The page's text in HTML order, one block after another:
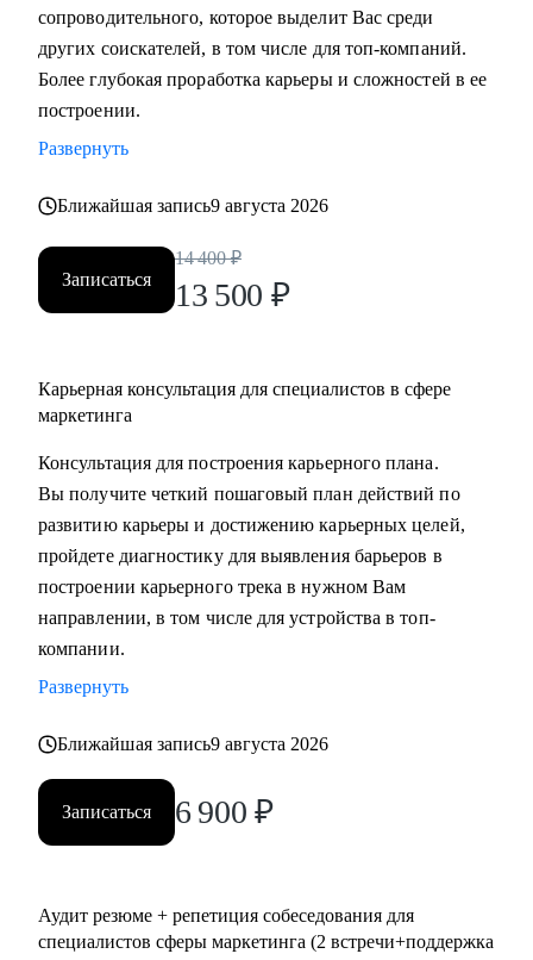
ценность, за которую будут доплачивать
• Сформулировать карьерную цель и разработать план для
ее достижения (пошаговая дорожная карта)
• Составить план роста до позиции директор по
• Проведу аудит резюме и тестового задания, помогу
сопроводительное письмо, чтобы приглашали в компании
• Проведу репетицию собеседования, помогу
• Построить эффективную команду маркетинга,
оптимизировать процессы внутри отдела маркетинга и
собственниками.
Кому могу помочь:
• Всем, кто хочет сменить карьерный трек и перейти в
маркетинг или развиваться в консалтинге;
• Специалистам (Junior-Middle-Senior) и руководителям из:
копирайтинг, event-маркетинг, контент-маркетинг и пр.) и
- E-commerce;
• Директорам по направлениям: маркетинг, e-commerce,
развитие бизнеса;
• Руководителям бизнеса в построении отдела маркетинга.
сопроводительного, которое выделит Вас среди
других соискателей, в том числе для топ-компаний.
Более глубокая проработка карьеры и сложностей в ее
построении.
Развернуть
Ближайшая запись9 августа 2026
Записаться
14 400 ₽
13 500 ₽
Карьерная консультация для специалистов в сфере
маркетинга
Консультация для построения карьерного плана.
Вы получите четкий пошаговый план действий по
развитию карьеры и достижению карьерных целей,
пройдете диагностику для выявления барьеров в
построении карьерного трека в нужном Вам
направлении, в том числе для устройства в топ-
компании.
Развернуть
Ближайшая запись9 августа 2026
Записаться 6 900 ₽
Аудит резюме + репетиция собеседования для
специалистов сферы маркетинга (2 встречи+поддержка